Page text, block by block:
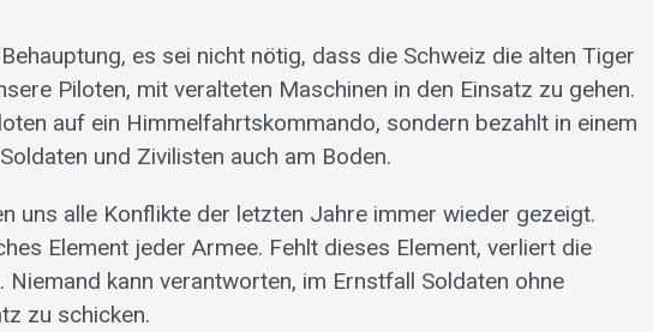
es sei nicht nötig, dass die Schweiz die alten Tiger
Piloten, mit veralteten Maschinen in den Einsatz zu gehen.
auf ein Himmelfahrtskommando, sondern bezahlt in einem
und Zivilisten auch am Boden.
uns alle Konflikte der letzten Jahre immer wieder gezeigt.
Element jeder Armee. Fehlt dieses Element, verliert die
kann verantworten, im Ernstfall Soldaten ohne
zu schicken.